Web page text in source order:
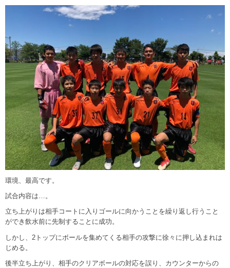
環境、最高です。
試合内容は…。
立ち上がりは相手コートに入りゴールに向かうことを繰り返し行うこと
ができ飲水前に先制することに成功。
しかし、2トップにボールを集めてくる相手の攻撃に徐々に押し込まれは
じめる。
後半立ち上がり、相手のクリアボールの対応を誤り、カウンターからの